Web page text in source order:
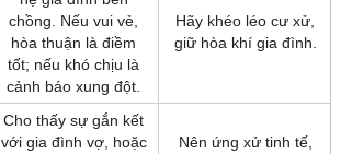
chồng. Nếu vui vẻ,
hòa thuận là điềm
tốt; nếu khó chịu là
cảnh báo xung đột.
Hãy khéo léo cư xử,
giữ hòa khí gia đình.
Cho thấy sự gắn kết
với gia đình vợ, hoặc
Nên ứng xử tinh tế,